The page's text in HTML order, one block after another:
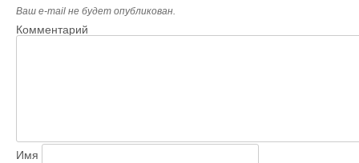
Ваш e-mail не будет опубликован.
Комментарий
Имя